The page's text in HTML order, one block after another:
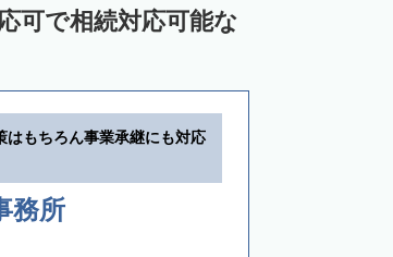
郡浜頓別町
常呂郡訓子府町
沙流郡平取町
可で相続対応可能な
はもちろん事業承継にも対応
務所